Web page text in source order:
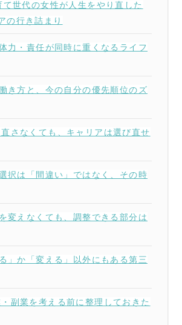
世代の女性が人生をやり直した
の行き詰まり
力・責任が同時に重くなるライフ
き方と、今の自分の優先順位のズ
さなくても、キャリアは選び直せ
択は「間違い」ではなく、その時
変えなくても、調整できる部分は
る」か「変える」以外にもある第三
副業を考える前に整理しておきた